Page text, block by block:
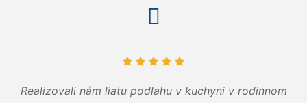
Realizovali nám liatu podlahu v kuchyni v rodinnom